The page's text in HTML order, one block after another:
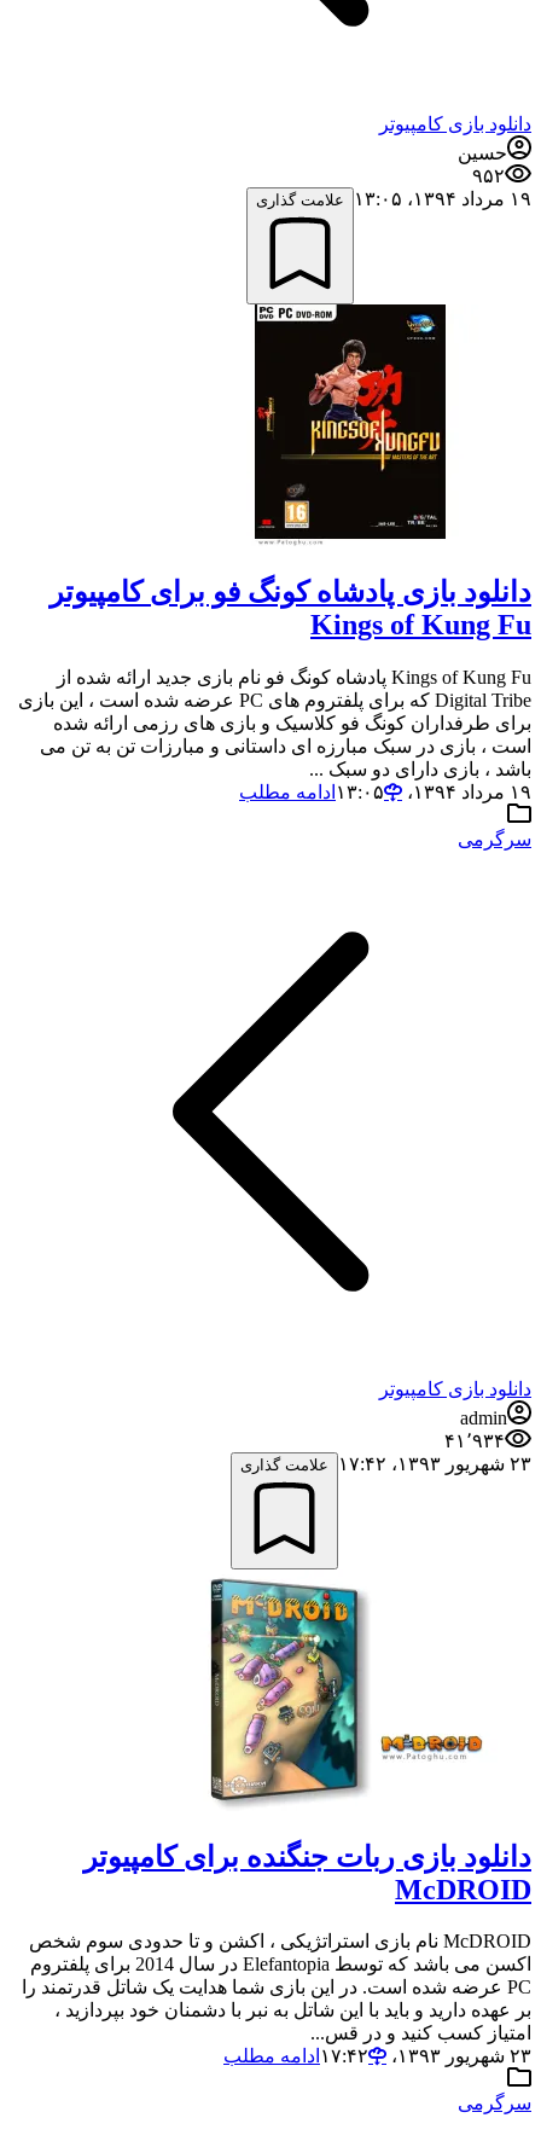
دانلود بازی کامپیوتر
حسین
۹۵۲
۱۹ مرداد ۱۳۹۴،‏ ۱۳:۰۵
علامت گذاری
دانلود بازی پادشاه کونگ فو برای کامپیوتر
Kings of Kung Fu
Kings of Kung Fu پادشاه کونگ فو نام بازی جدید ارائه شده از
Digital Tribe که برای پلفتروم های PC عرضه شده است ، این بازی
برای طرفداران کونگ فو کلاسیک و بازی های رزمی ارائه شده
است ، بازی در سبک مبارزه ای داستانی و مبارزات تن به تن می
باشد ، بازی دارای دو سبک ...
۱۹ مرداد ۱۳۹۴،‏ ۱۳:۰۵
ادامه مطلب
سرگرمی
دانلود بازی کامپیوتر
admin
۴۱٬۹۳۴
۲۳ شهریور ۱۳۹۳،‏ ۱۷:۴۲
علامت گذاری
دانلود بازی ربات جنگنده برای کامپیوتر
McDROID
McDROID نام بازی استراتژیکی ، اکشن و تا حدودی سوم شخص
اکسن می باشد که توسط Elefantopia در سال 2014 برای پلفتروم
PC عرضه شده است. در این بازی شما هدایت یک شاتل قدرتمند را
بر عهده دارید و باید با این شاتل به نبر با دشمنان خود بپردازید ،
امتیاز کسب کنید و در قس...
۲۳ شهریور ۱۳۹۳،‏ ۱۷:۴۲
ادامه مطلب
سرگرمی